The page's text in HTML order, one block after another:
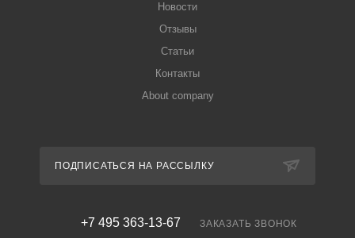
Новости
Отзывы
Статьи
Контакты
About company
ПОДПИСАТЬСЯ НА РАССЫЛКУ
+7 495 363-13-67 ЗАКАЗАТЬ ЗВОНОК